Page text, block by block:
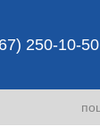
250-10-50